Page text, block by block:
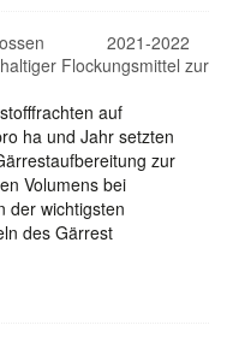
2021-2022
Flockungsmittel zur
auf
ha und Jahr setzten
zur
Volumens bei
der wichtigsten
des Gärrest